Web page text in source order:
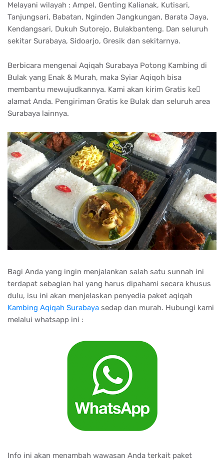
Melayani wilayah : Ampel, Genting Kalianak, Kutisari,
Tanjungsari, Babatan, Nginden Jangkungan, Barata Jaya,
Kendangsari, Dukuh Sutorejo, Bulakbanteng. Dan seluruh
sekitar Surabaya, Sidoarjo, Gresik dan sekitarnya.
Berbicara mengenai Aqiqah Surabaya Potong Kambing di
Bulak yang Enak & Murah, maka Syiar Aqiqoh bisa
membantu mewujudkannya. Kami akan kirim Gratis ke ِ
alamat Anda. Pengiriman Gratis ke Bulak dan seluruh area
Surabaya lainnya.
Bagi Anda yang ingin menjalankan salah satu sunnah ini
terdapat sebagian hal yang harus dipahami secara khusus
dulu, isu ini akan menjelaskan penyedia paket aqiqah
Kambing Aqiqah Surabaya sedap dan murah. Hubungi kami
melalui whatsapp ini :
Info ini akan menambah wawasan Anda terkait paket